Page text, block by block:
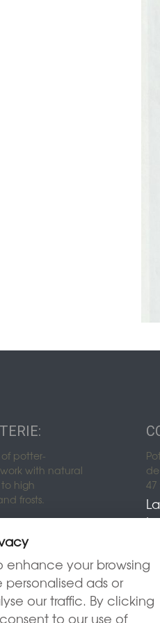
Urnes
potter-
with natural
high
frosts.
47
enhance your browsing
ads or
our traffic. By clicking
to our use of